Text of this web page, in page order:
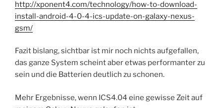
http://xponent4.com/technology/how-to-download-
install-android-4-0-4-ics-update-on-galaxy-nexus-
gsm/
Fazit bislang, sichtbar ist mir noch nichts aufgefallen,
das ganze System scheint aber etwas performanter zu
sein und die Batterien deutlich zu schonen.
Mehr Ergebnisse, wenn ICS4.04 eine gewisse Zeit auf